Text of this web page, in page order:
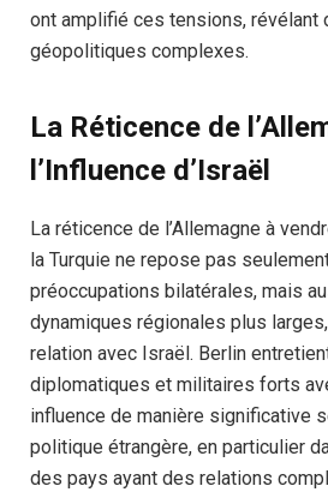
ont amplifié ces tensions, révélant
géopolitiques complexes.
La Réticence de
l’Influence d’Israël
La réticence de l’Allemagne à
la Turquie ne repose pas
préoccupations bilatérales, mais
dynamiques régionales plus
relation avec Israël. Berlin
diplomatiques et militaires forts
influence de manière significative
politique étrangère, en particulier
des pays ayant des relations